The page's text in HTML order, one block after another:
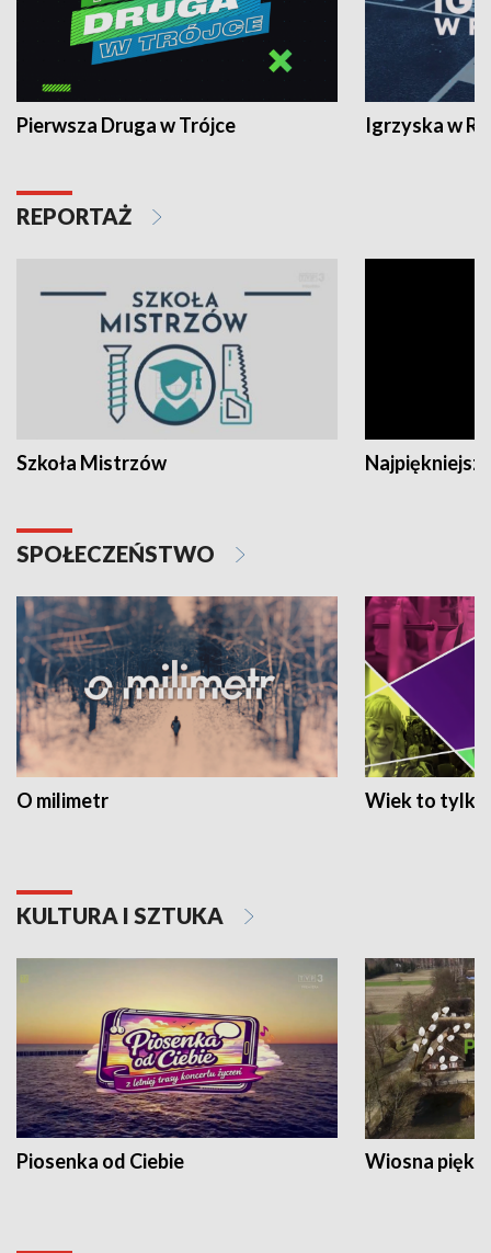
Pierwsza Druga w Trójce Igrzyska w
REPORTAŻ
Szkoła Mistrzów
SPOŁECZEŃSTWO
O milimetr Wiek to tylko
KULTURA I SZTUKA
Piosenka od Ciebie Wiosna